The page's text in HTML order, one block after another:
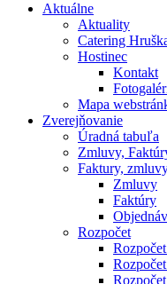
Aktuálne
Aktuality
Catering
Hostinec
Kontakt
Mapa
Zverejňovanie
Úradná tabuľa
Zmluvy,
Faktury,
Zmluvy
Faktúry
Rozpočet